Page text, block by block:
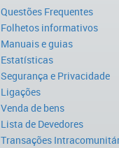
Questões Frequentes
Folhetos informativos
Manuais e guias
Estatísticas
Segurança e Privacidade
Ligações
Venda de bens
Lista de Devedores
Transações